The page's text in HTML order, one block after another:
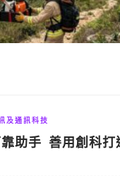
及通訊科技
助手 善用創科打